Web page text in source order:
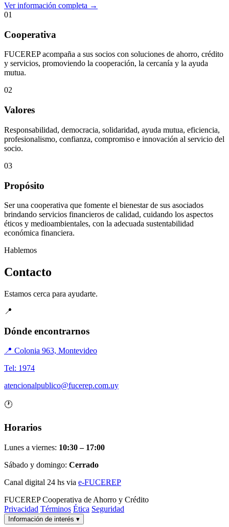
Ver información completa →
01
Cooperativa
FUCEREP acompaña a sus socios con soluciones de ahorro, crédito
y servicios, promoviendo la cooperación, la cercanía y la ayuda
mutua.
02
Valores
Responsabilidad, democracia, solidaridad, ayuda mutua, eficiencia,
profesionalismo, confianza, compromiso e innovación al servicio del
socio.
03
Propósito
Ser una cooperativa que fomente el bienestar de sus asociados
brindando servicios financieros de calidad, cuidando los aspectos
éticos y medioambientales, con la adecuada sustentabilidad
económica financiera.
Hablemos
Contacto
Estamos cerca para ayudarte.
📍
Dónde encontrarnos
📍 Colonia 963, Montevideo
Tel: 1974
atencionalpublico@fucerep.com.uy
🕐
Horarios
Lunes a viernes: 10:30 – 17:00
Sábado y domingo: Cerrado
Canal digital 24 hs via e-FUCEREP
FUCEREP Cooperativa de Ahorro y Crédito
Privacidad Términos Ética Seguridad
Información de interés ▾